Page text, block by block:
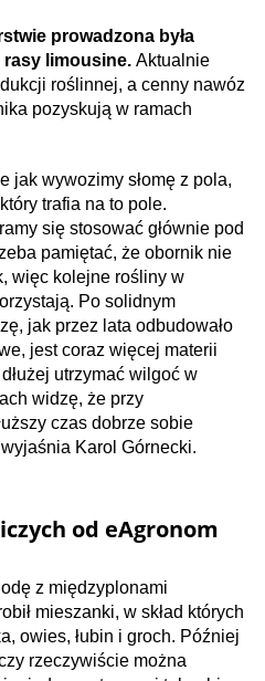
prowadzona była
rasy limousine. Aktualnie
roślinnej, a cenny nawóz
pozyskują w ramach
jak wywozimy słomę z pola,
trafia na to pole.
się stosować głównie pod
pamiętać, że obornik nie
więc kolejne rośliny w
Po solidnym
jak przez lata odbudowało
jest coraz więcej materii
utrzymać wilgoć w
widzę, że przy
czas dobrze sobie
Karol Górnecki.
od eAgronom
z międzyplonami
mieszanki, w skład których
owies, łubin i groch. Później
rzeczywiście można